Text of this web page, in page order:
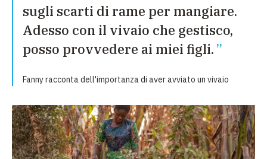
sugli scarti di rame per mangiare.
Adesso con il vivaio che gestisco,
posso provvedere ai miei figli.
Fanny racconta dell'importanza di aver avviato un vivaio